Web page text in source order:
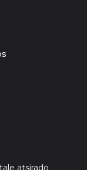
atsirado